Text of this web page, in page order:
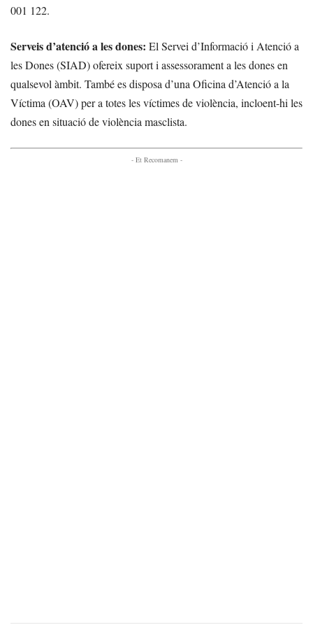
001 122.
Serveis d’atenció a les dones: El Servei d’Informació i Atenció a
les Dones (SIAD) ofereix suport i assessorament a les dones en
qualsevol àmbit. També es disposa d’una Oficina d’Atenció a la
Víctima (OAV) per a totes les víctimes de violència, incloent-hi les
dones en situació de violència masclista.
- Et Recomanem -